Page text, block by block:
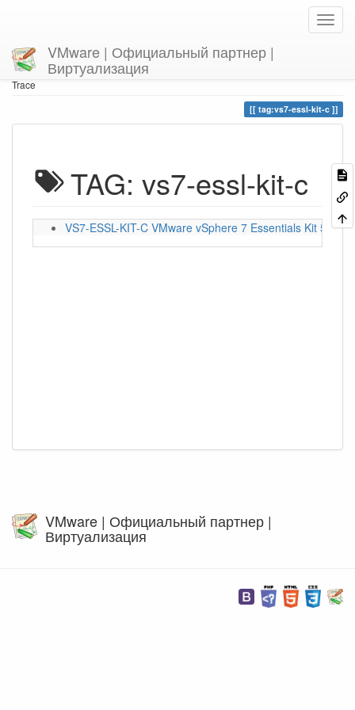
VMware | Официальный партнер |
Виртуализация
You are here Home
tag
vs7-essl-kit-c
Trace
tag:vs7-essl-kit-c
TAG: vs7-essl-kit-c
VS7-ESSL-KIT-C VMware vSphere 7 Essentials Kit
VMware | Официальный партнер |
Виртуализация